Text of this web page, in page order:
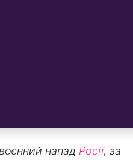
напад Росії, за